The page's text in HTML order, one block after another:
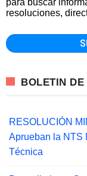
resoluciones,
BOLETIN
RESOLUCIÓN
Aprueban la NTS
Técnica